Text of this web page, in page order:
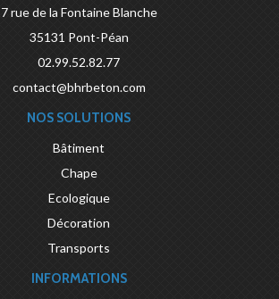
7 rue de la Fontaine Blanche
35131 Pont-Péan
02.99.52.82.77
contact@bhrbeton.com
NOS SOLUTIONS
Bâtiment
Chape
Ecologique
Décoration
Transports
INFORMATIONS